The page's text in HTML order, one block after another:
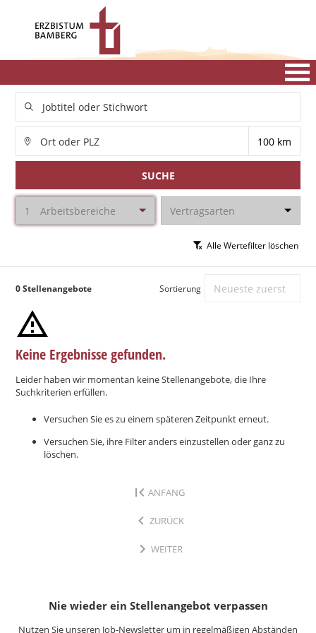
SUCHE
1 Arbeitsbereiche Vertragsarten
Alle Wertefilter löschen
0 Stellenangebote Sortierung
Keine Ergebnisse gefunden.
Leider haben wir momentan keine Stellenangebote, die Ihre
Suchkriterien erfüllen.
Versuchen Sie es zu einem späteren Zeitpunkt erneut.
Versuchen Sie, ihre Filter anders einzustellen oder ganz zu
löschen.
ANFANG
ZURÜCK
WEITER
Nie wieder ein Stellenangebot verpassen
Nutzen Sie unseren Job-Newsletter um in regelmäßigen Abständen